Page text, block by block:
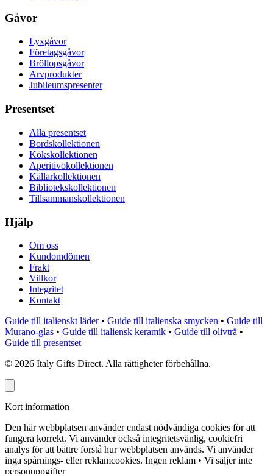
Gåvor
Lyxgåvor
Företagsgåvor
Bröllopsgåvor
Arvprodukter
Jubileumspresenter
Presentset
Alla presentset
Bordskollektionen
Kökskollektionen
Aperitivokollektionen
Källarkollektionen
Bibliotekskollektionen
Tillsammanskollektionen
Hjälp
Om oss
Kundomdömen
Frakt
Villkor
Integritet
Kontakt
Guide till italienskt läder • Guide till italienska smycken • Guide till
Murano-glas • Guide till italiensk keramik • Guide till olivträ •
Guide till presentset
© 2026 Italy Gifts Direct. Alla rättigheter förbehållna.
Kort information
Den här webbplatsen använder endast nödvändiga cookies för att
fungera korrekt. Vi använder också integritetsvänlig, cookiefri
analys för att bättre förstå hur webbplatsen används. Vi använder
inga spårnings- eller reklamcookies. Ingen reklam • Vi säljer inte
personuppgifter